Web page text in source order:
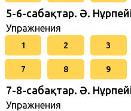
5-6-сабақтар. Ә.
Упражнения
1 2 3
7 8 9
7-8-сабақтар. Ә.
Упражнения